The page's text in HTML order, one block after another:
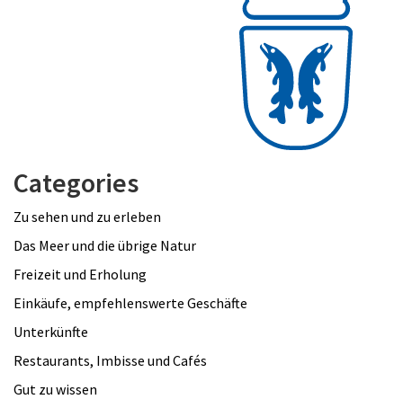
Categories
Zu sehen und zu erleben
Das Meer und die übrige Natur
Freizeit und Erholung
Einkäufe, empfehlenswerte Geschäfte
Unterkünfte
Restaurants, Imbisse und Cafés
Gut zu wissen